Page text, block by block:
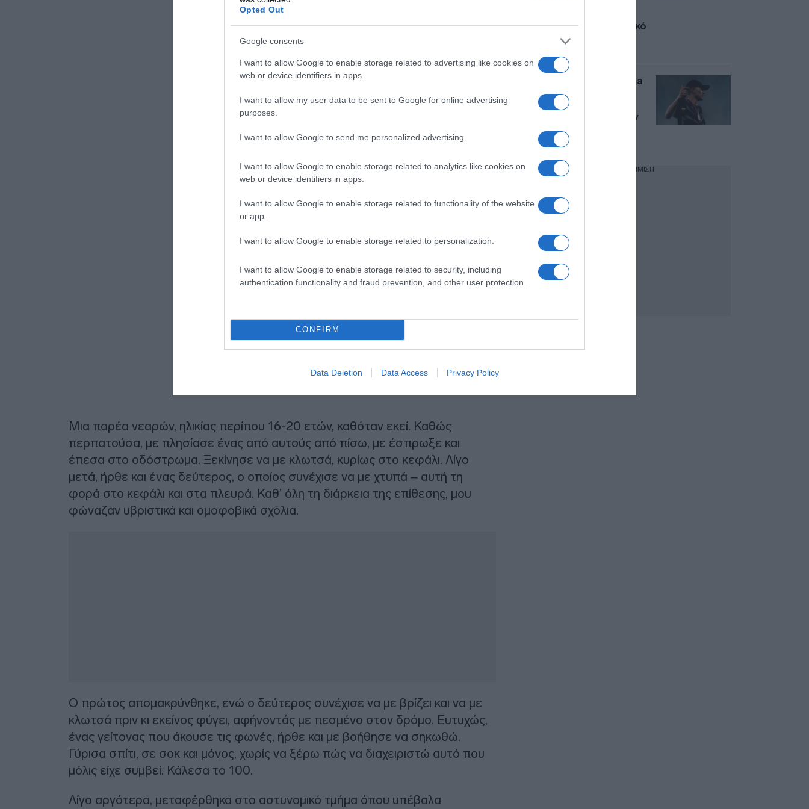
Opted Out
Google consents
I want to allow Google to enable storage related to advertising like cookies on
web or device identifiers in apps.
I want to allow my user data to be sent to Google for online advertising
purposes.
I want to allow Google to send me personalized advertising.
I want to allow Google to enable storage related to analytics like cookies on
web or device identifiers in apps.
I want to allow Google to enable storage related to functionality of the website
or app.
I want to allow Google to enable storage related to personalization.
I want to allow Google to enable storage related to security, including
authentication functionality and fraud prevention, and other user protection.
CONFIRM
Data Deletion Data Access Privacy Policy
Μια παρέα νεαρών, ηλικίας περίπου 16-20 ετών, καθόταν εκεί. Καθώς
περπατούσα, με πλησίασε ένας από αυτούς από πίσω, με έσπρωξε και
έπεσα στο οδόστρωμα. Ξεκίνησε να με κλωτσά, κυρίως στο κεφάλι. Λίγο
μετά, ήρθε και ένας δεύτερος, ο οποίος συνέχισε να με χτυπά – αυτή τη
φορά στο κεφάλι και στα πλευρά. Καθ’ όλη τη διάρκεια της επίθεσης, μου
φώναζαν υβριστικά και ομοφοβικά σχόλια.
Ο πρώτος απομακρύνθηκε, ενώ ο δεύτερος συνέχισε να με βρίζει και να με
κλωτσά πριν κι εκείνος φύγει, αφήνοντάς με πεσμένο στον δρόμο. Ευτυχώς,
ένας γείτονας που άκουσε τις φωνές, ήρθε και με βοήθησε να σηκωθώ.
Γύρισα σπίτι, σε σοκ και μόνος, χωρίς να ξέρω πώς να διαχειριστώ αυτό που
μόλις είχε συμβεί. Κάλεσα το 100.
Λίγο αργότερα, μεταφέρθηκα στο αστυνομικό τμήμα όπου υπέβαλα
αιματηρό περιστατικό
με πυροβολισμούς
Νέα Σμύρνη: Ο Daima
είναι ο 23χρονος
τράπερ που
συνελήφθη μετά την
καταδίωξη – Γιος
γνωστού ηθοποιού
ΔΙΑΦΗΜΙΣΗ